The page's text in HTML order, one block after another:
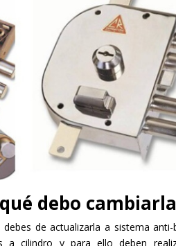
debo
de actualizarla a sistema anti-
cilindro y para ello deben